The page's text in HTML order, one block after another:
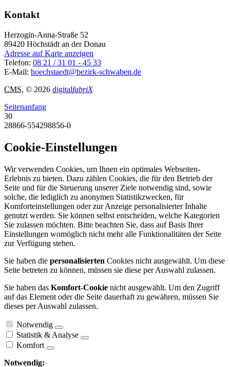
Kontakt
Herzogin-Anna-Straße 52
89420 Höchstädt an der Donau
Adresse auf Karte anzeigen
Telefon: 08 21 / 31 01 - 45 33
E-Mail: hoechstaedt@bezirk-schwaben.de
CMS, © 2026 digitalfabriX
Seitenanfang
30
28866-554298856-0
Cookie-Einstellungen
Wir verwenden Cookies, um Ihnen ein optimales Webseiten-
Erlebnis zu bieten. Dazu zählen Cookies, die für den Betrieb der
Seite und für die Steuerung unserer Ziele notwendig sind, sowie
solche, die lediglich zu anonymen Statistikzwecken, für
Komforteinstellungen oder zur Anzeige personalisierter Inhalte
genutzt werden. Sie können selbst entscheiden, welche Kategorien
Sie zulassen möchten. Bitte beachten Sie, dass auf Basis Ihrer
Einstellungen womöglich nicht mehr alle Funktionalitäten der Seite
zur Verfügung stehen.
Sie haben die personalisierten Cookies nicht ausgewählt. Um diese
Seite betreten zu können, müssen sie diese per Auswahl zulassen.
Sie haben das Komfort-Cookie nicht ausgewählt. Um den Zugriff
auf das Element oder die Seite dauerhaft zu gewähren, müssen Sie
dieses per Auswahl zulassen.
Notwendig
Statistik & Analyse
Komfort
Notwendig: